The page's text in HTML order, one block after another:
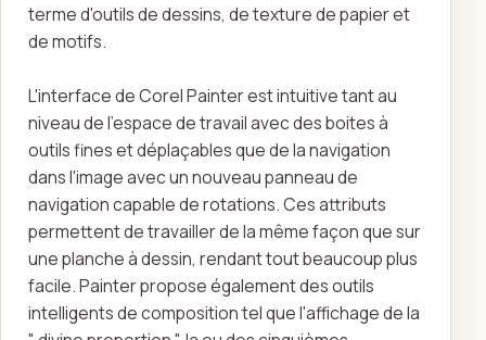
terme d'outils de dessins, de texture de papier et
de motifs.
L'interface de Corel Painter est intuitive tant au
niveau de l'espace de travail avec des boites à
outils fines et déplaçables que de la navigation
dans l'image avec un nouveau panneau de
navigation capable de rotations. Ces attributs
permettent de travailler de la même façon que sur
une planche à dessin, rendant tout beaucoup plus
facile. Painter propose également des outils
intelligents de composition tel que l'affichage de la